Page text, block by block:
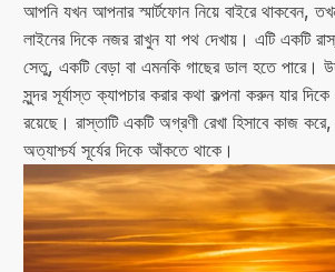
আপনি যখন আপনার স্মার্টফোন নিয়ে বাইরে থাকবেন,
লাইনের দিকে নজর রাখুন যা পথ দেখায়। এটি একটি
সেতু, একটি বেড়া বা এমনকি গাছের ডাল হতে পারে।
সুন্দর সূর্যাস্ত ক্যাপচার করার কথা কল্পনা করুন যার দিকে
রয়েছে। রাস্তাটি একটি অগ্রণী রেখা হিসাবে কাজ
অত্যাশ্চর্য সূর্যের দিকে আঁকতে থাকে।